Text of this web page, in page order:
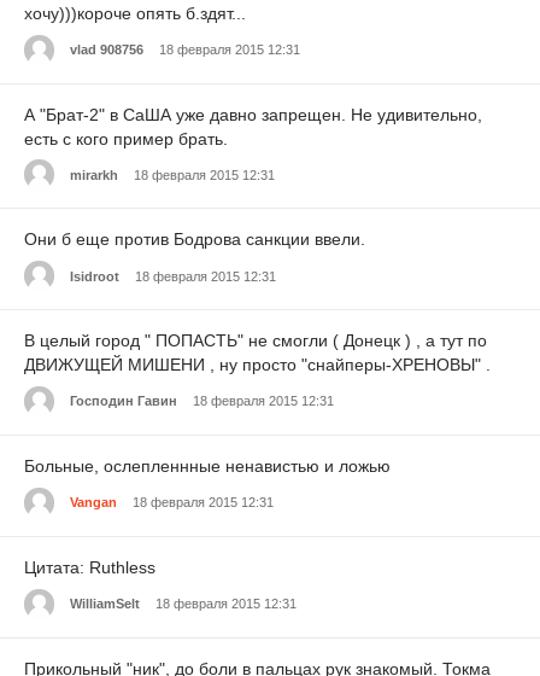
хочу)))короче опять б.здят...
vlad 908756 18 февраля 2015 12:31
А "Брат-2" в СаША уже давно запрещен. Не удивительно,
есть с кого пример брать.
mirarkh 18 февраля 2015 12:31
Они б еще против Бодрова санкции ввели.
Isidroot 18 февраля 2015 12:31
В целый город " ПОПАСТЬ" не смогли ( Донецк ) , а тут по
ДВИЖУЩЕЙ МИШЕНИ , ну просто "снайперы-ХРЕНОВЫ" .
Господин Гавин 18 февраля 2015 12:31
Больные, ослепленнные ненавистью и ложью
Vangan 18 февраля 2015 12:31
Цитата: Ruthless
WilliamSelt 18 февраля 2015 12:31
Прикольный "ник", до боли в пальцах рук знакомый. Токма